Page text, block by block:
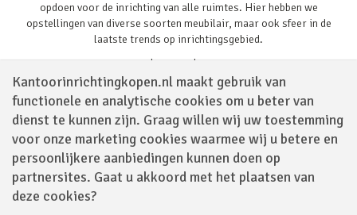
Kantoorinrichtingkopen.nl maakt gebruik van
functionele en analytische cookies om u beter van
dienst te kunnen zijn. Graag willen wij uw toestemming
voor onze marketing cookies waarmee wij u betere en
persoonlijkere aanbiedingen kunnen doen op
partnersites. Gaat u akkoord met het plaatsen van
deze cookies?
opdoen voor de inrichting van alle ruimtes. Hier hebben we
opstellingen van diverse soorten meubilair, maar ook sfeer in de
laatste trends op inrichtingsgebied.
Lees verder